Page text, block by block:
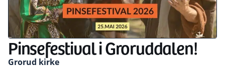
Pinsefestival i Groruddalen!
Grorud kirke